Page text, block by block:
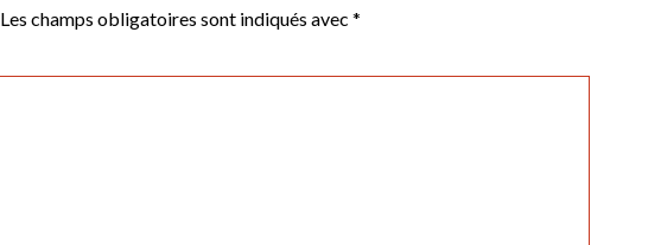
Les champs obligatoires sont indiqués avec*